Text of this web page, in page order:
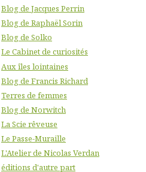
Blog de Jacques Perrin
Blog de Raphaël Sorin
Blog de Solko
Le Cabinet de curiosités
Aux îles lointaines
Blog de Francis Richard
Terres de femmes
Blog de Norwitch
La Scie rêveuse
Le Passe-Muraille
L'Atelier de Nicolas Verdan
éditions d'autre part